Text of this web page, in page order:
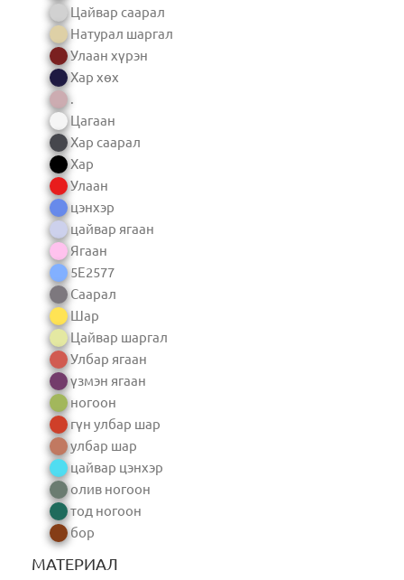
Цайвар саарал
Натурал шаргал
Улаан хүрэн
Хар хөх
.
Цагаан
Хар саарал
Хар
Улаан
цэнхэр
цайвар ягаан
Ягаан
5E2577
Саарал
Шар
Цайвар шаргал
Улбар ягаан
үзмэн ягаан
ногоон
гүн улбар шар
улбар шар
цайвар цэнхэр
олив ногоон
тод ногоон
бор
МАТЕРИАЛ